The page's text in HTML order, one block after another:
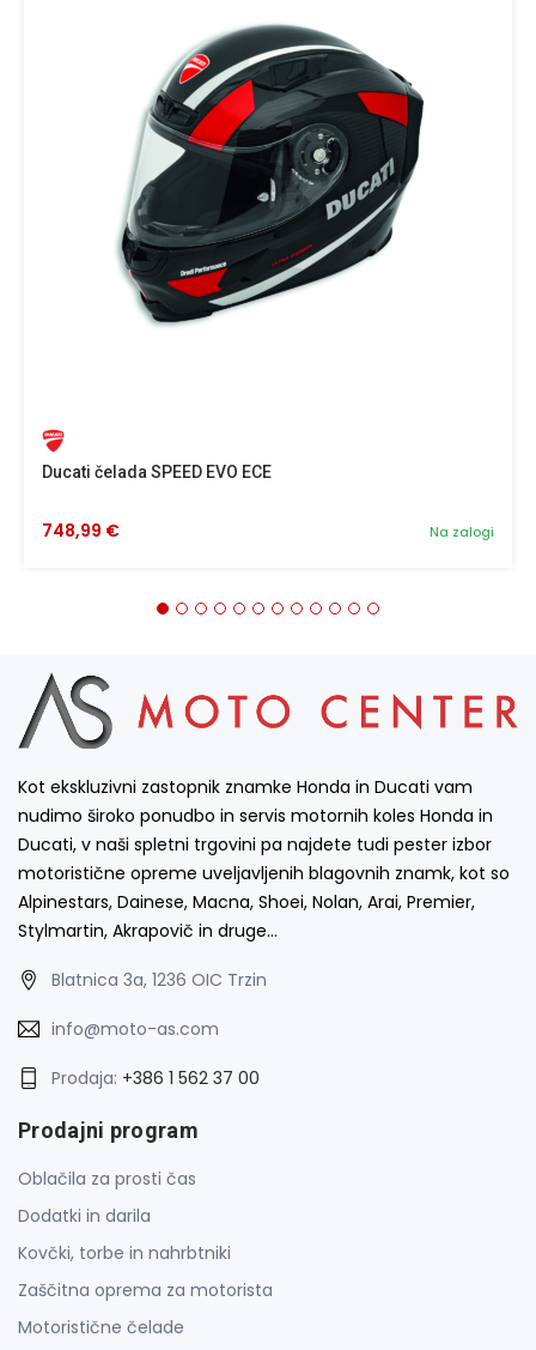
Ducati čelada SPEED EVO ECE
Na zalogi
748,99 €
Kot ekskluzivni zastopnik znamke Honda in Ducati vam
nudimo široko ponudbo in servis motornih koles Honda in
Ducati, v naši spletni trgovini pa najdete tudi pester izbor
motoristične opreme uveljavljenih blagovnih znamk, kot so
Alpinestars, Dainese, Macna, Shoei, Nolan, Arai, Premier,
Stylmartin, Akrapovič in druge…
Blatnica 3a, 1236 OIC Trzin
info@moto-as.com
Prodaja: +386 1 562 37 00
Prodajni program
Oblačila za prosti čas
Dodatki in darila
Kovčki, torbe in nahrbtniki
Zaščitna oprema za motorista
Motoristične čelade